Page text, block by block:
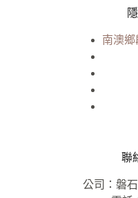
南澳
聯
公司：磐